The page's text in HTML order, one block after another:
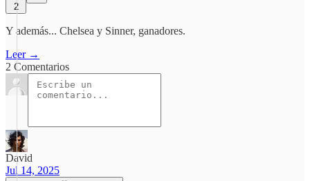
2
Y además... Chelsea y Sinner, ganadores.
Leer →
2 Comentarios
David
Jul 14, 2025